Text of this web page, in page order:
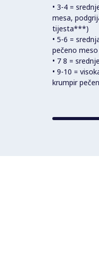
• 3-4 =
mesa,
tijesta***)
• 5-6 =
pečeno
• 7 8 =
• 9-10 =
krumpir pečen